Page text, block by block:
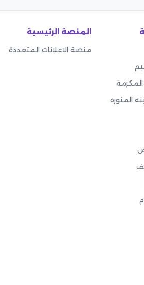
المنوره
المنصة الرئيسية
منصة الاعلانات المتعددة